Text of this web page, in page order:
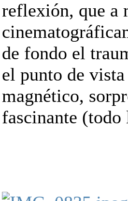
reflexión, que a
de fondo el
el punto de
magnético,
fascinante (todo